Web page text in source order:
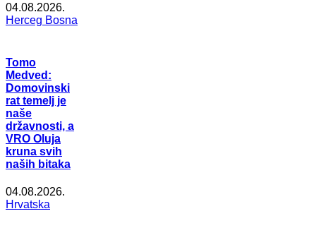
04.08.2026.
Herceg Bosna
Tomo
Medved:
Domovinski
rat temelj je
naše
državnosti, a
VRO Oluja
kruna svih
naših bitaka
04.08.2026.
Hrvatska